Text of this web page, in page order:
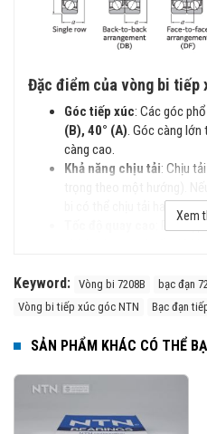
Đặc điểm của vòng bi tiếp
Góc tiếp xúc: Các góc
(B), 40° (A). Góc càng lớn
càng cao.
Khả năng chịu tải: Chịu
bi có thể chịu tải hai hướng.
: Phù
Dạng bố trí: Có thể lắp
lưng đối lưng, DF - mặt đối
(Hybrid Bearings) giúp
Các Loại vòng bi Tiếp Xúc
Vòng bi Tiếp Xúc Góc Một
Contact Ball Bearings)
Xem
Keyword: Vòng bi 7208B bạc đạn
Vòng bi tiếp xúc góc NTN
Bạc đạn
SẢN PHẨM KHÁC CÓ THỂ